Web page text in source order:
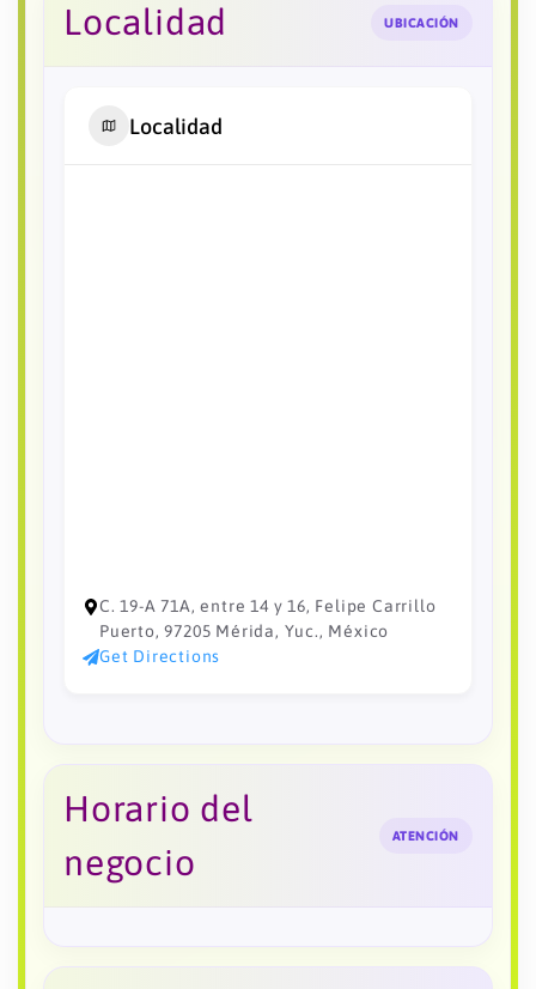
Localidad UBICACIÓN
Localidad
C. 19-A 71A, entre 14 y 16, Felipe Carrillo
Puerto, 97205 Mérida, Yuc., México
Get Directions
Horario del
negocio
ATENCIÓN